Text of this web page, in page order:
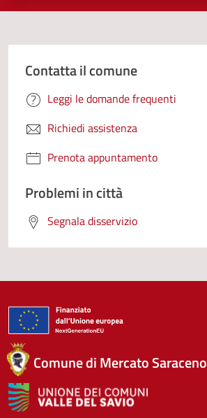
Contatta il comune
Leggi le domande frequenti
Richiedi assistenza
Prenota appuntamento
Problemi in città
Segnala disservizio
Comune di Mercato Saraceno